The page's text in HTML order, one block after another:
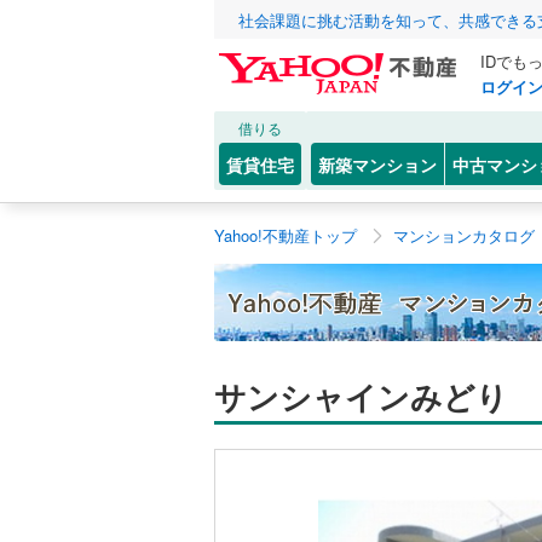
社会課題に挑む活動を知って、共感でき
IDでも
ログイン
借りる
賃貸住宅 新築マンション 中古マンシ
Yahoo!不動産トップ マンションカタログ
サンシャインみどり